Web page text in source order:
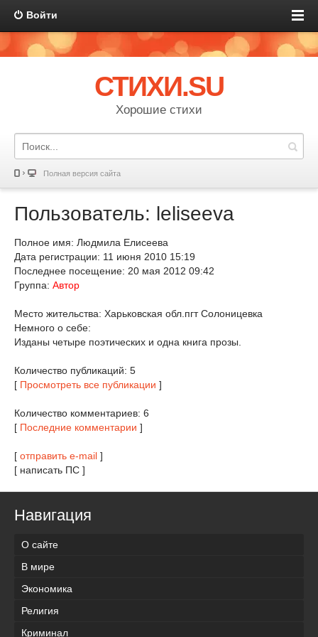
Войти
СТИХИ.SU
Хорошие стихи
Полная версия сайта
Пользователь: leliseeva
Полное имя: Людмила Елисеева
Дата регистрации: 11 июня 2010 15:19
Последнее посещение: 20 мая 2012 09:42
Группа: Автор
Место жительства: Харьковская обл.пгт Солоницевка
Немного о себе:
Изданы четыре поэтических и одна книга прозы.
Количество публикаций: 5
[ Просмотреть все публикации ]
Количество комментариев: 6
[ Последние комментарии ]
[ отправить e-mail ]
[ написать ПС ]
Навигация
О сайте
В мире
Экономика
Религия
Криминал